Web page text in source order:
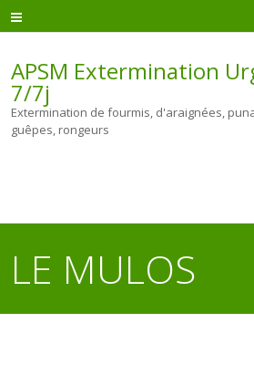
APSM Extermination
7/7j
Extermination de fourmis, d'araignées,
guêpes, rongeurs
LE MULOS